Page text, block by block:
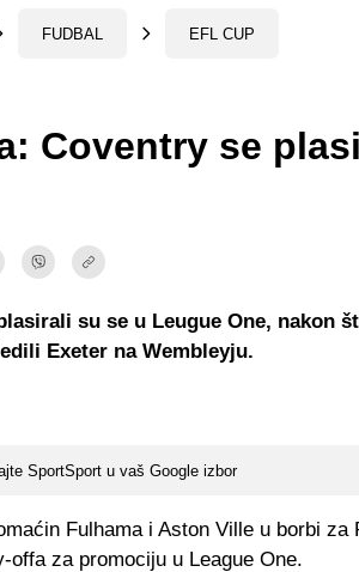
FUDBAL EFL CUP
Coventry se
SportSport u vaš Google izbor
su se u Leugue One, nakon
Exeter na Wembleyju.
Fulhama i Aston Ville u borbi za
za promociju u League One.